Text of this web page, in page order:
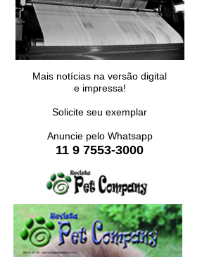
Mais notícias na versão digital
e impressa!
Solicite seu exemplar
Anuncie pelo Whatsapp
11 9 7553-3000